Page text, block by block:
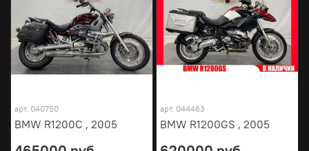
арт. 040750
BMW R1200C , 2005
арт. 044463
BMW R1200GS , 2005